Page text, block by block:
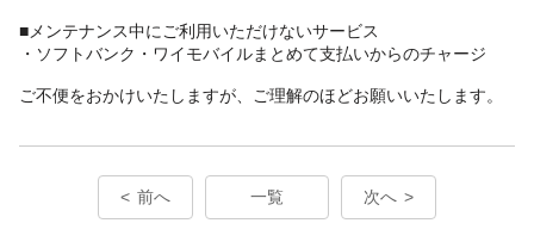
■メンテナンス中にご利用いただけないサービス
・ソフトバンク・ワイモバイルまとめて支払いからのチャージ
ご不便をおかけいたしますが、ご理解のほどお願いいたします。
前へ 一覧 次へ